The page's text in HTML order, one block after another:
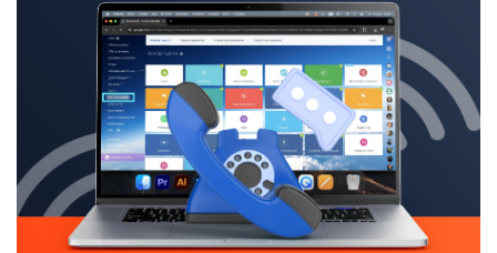
Битрикс24
Интеграции